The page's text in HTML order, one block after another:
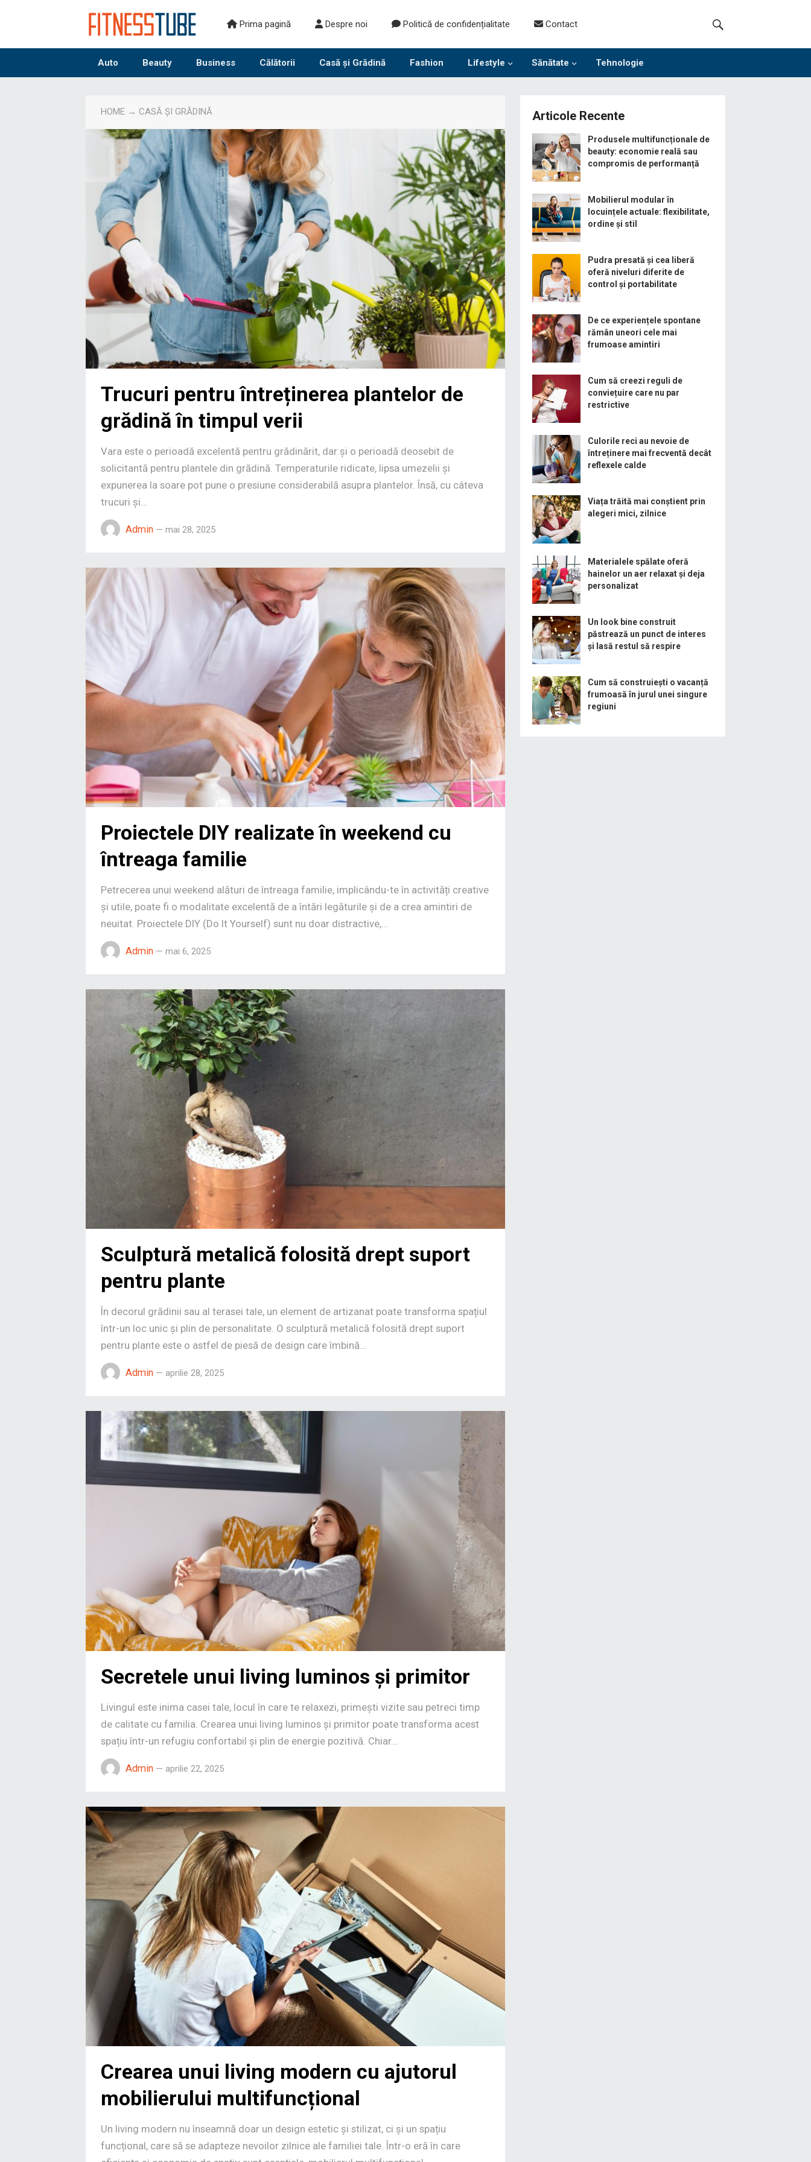
Prima pagină Despre noi Politică de confidențialitate Contact
Auto Beauty Business Călătorii Casă și Grădină Fashion Lifestyle Sănătate Tehnologie
HOME → CASĂ ȘI GRĂDINĂ
Trucuri pentru întreținerea plantelor de
grădină în timpul verii
Vara este o perioadă excelentă pentru grădinărit, dar și o perioadă deosebit de
solicitantă pentru plantele din grădină. Temperaturile ridicate, lipsa umezelii și
expunerea la soare pot pune o presiune considerabilă asupra plantelor. Însă, cu câteva
trucuri și…
Admin — mai 28, 2025
Proiectele DIY realizate în weekend cu
întreaga familie
Petrecerea unui weekend alături de întreaga familie, implicându-te în activități creative
și utile, poate fi o modalitate excelentă de a întări legăturile și de a crea amintiri de
neuitat. Proiectele DIY (Do It Yourself) sunt nu doar distractive,…
Admin — mai 6, 2025
Sculptură metalică folosită drept suport
pentru plante
În decorul grădinii sau al terasei tale, un element de artizanat poate transforma spațiul
într-un loc unic și plin de personalitate. O sculptură metalică folosită drept suport
pentru plante este o astfel de piesă de design care îmbină…
Admin — aprilie 28, 2025
Secretele unui living luminos și primitor
Livingul este inima casei tale, locul în care te relaxezi, primești vizite sau petreci timp
de calitate cu familia. Crearea unui living luminos și primitor poate transforma acest
spațiu într-un refugiu confortabil și plin de energie pozitivă. Chiar…
Admin — aprilie 22, 2025
Crearea unui living modern cu ajutorul
mobilierului multifuncțional
Un living modern nu înseamnă doar un design estetic și stilizat, ci și un spațiu
funcțional, care să se adapteze nevoilor zilnice ale familiei tale. Într-o eră în care
Articole Recente
Produsele multifuncționale de
beauty: economie reală sau
compromis de performanță
Mobilierul modular în
locuințele actuale: flexibilitate,
ordine și stil
Pudra presată și cea liberă
oferă niveluri diferite de
control și portabilitate
De ce experiențele spontane
rămân uneori cele mai
frumoase amintiri
Cum să creezi reguli de
conviețuire care nu par
restrictive
Culorile reci au nevoie de
întreținere mai frecventă decât
reflexele calde
Viața trăită mai conștient prin
alegeri mici, zilnice
Materialele spălate oferă
hainelor un aer relaxat și deja
personalizat
Un look bine construit
păstrează un punct de interes
și lasă restul să respire
Cum să construiești o vacanță
frumoasă în jurul unei singure
regiuni